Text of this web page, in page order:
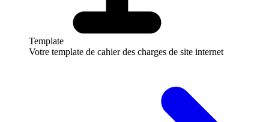
Template
Votre template de cahier des charges de site internet